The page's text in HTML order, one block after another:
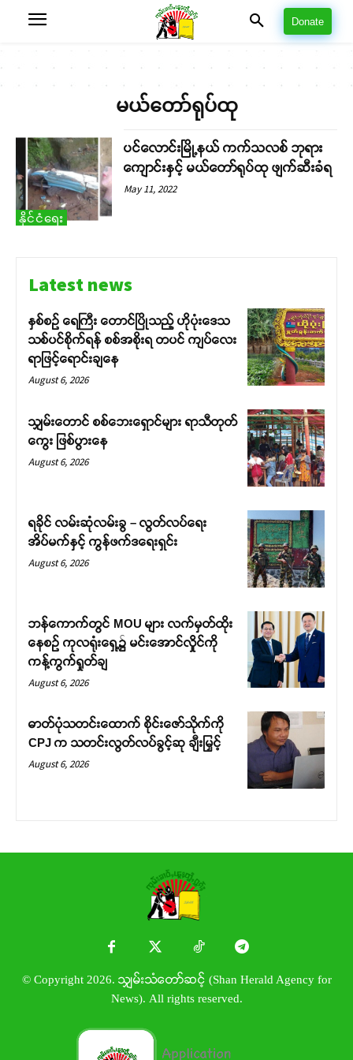
Donate
မယ်တော်ရုပ်ထု
နိုင်ငံရေး
ပင်လောင်းမြို့နယ် ကက်သလစ် ဘုရား
ကျောင်းနှင့် မယ်တော်ရုပ်ထု ဖျက်ဆီးခံရ
May 11, 2022
Latest news
နှစ်စဉ် ရေကြီး တောင်ပြိုသည့် ဟိုပုံးဒေသ
သစ်ပင်စိုက်ရန် စစ်အစိုးရ တပင် ကျပ်လေး
ရာဖြင့်ရောင်းချနေ
August 6, 2026
သျှမ်းတောင် စစ်ဘေးရှောင်များ ရာသီတုတ်
ကွေး ဖြစ်ပွားနေ
August 6, 2026
ရခိုင် လမ်းဆုံလမ်းခွ – လွတ်လပ်ရေး
အိပ်မက်နှင့် ကွန်ဖက်ဒရေးရှင်း
August 6, 2026
ဘန်ကောက်တွင် MOU များ လက်မှတ်ထိုး
နေစဉ် ကုလရုံးရှေ့၌ မင်းအောင်လှိုင်ကို
ကန့်ကွက်ရှုတ်ချ
August 6, 2026
ဓာတ်ပုံသတင်းထောက် စိုင်းဇော်သိုက်ကို
CPJ က သတင်းလွတ်လပ်ခွင့်ဆု ချီးမြှင့်
August 6, 2026
© Copyright 2026. သျှမ်းသံတော်ဆင့် (Shan Herald Agency for
News). All rights reserved.